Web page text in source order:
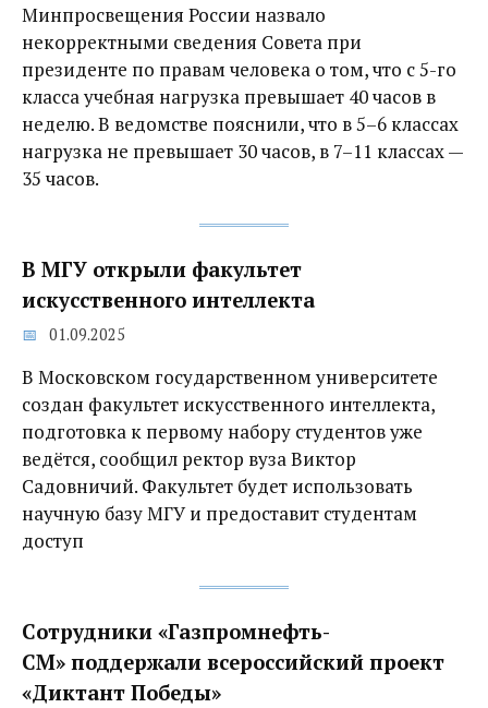
Минпросвещения России назвало
некорректными сведения Совета при
президенте по правам человека о том, что с 5-го
класса учебная нагрузка превышает 40 часов в
неделю. В ведомстве пояснили, что в 5–6 классах
нагрузка не превышает 30 часов, в 7–11 классах —
35 часов.
В МГУ открыли факультет
искусственного интеллекта
01.09.2025
В Московском государственном университете
создан факультет искусственного интеллекта,
подготовка к первому набору студентов уже
ведётся, сообщил ректор вуза Виктор
Садовничий. Факультет будет использовать
научную базу МГУ и предоставит студентам
доступ
Сотрудники «Газпромнефть-
СМ» поддержали всероссийский проект
«Диктант Победы»